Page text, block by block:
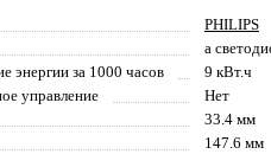
PHILIPS
a
энергии за 1000 часов
9 кВт.ч
управление
Нет
33.4 мм
147.6 мм